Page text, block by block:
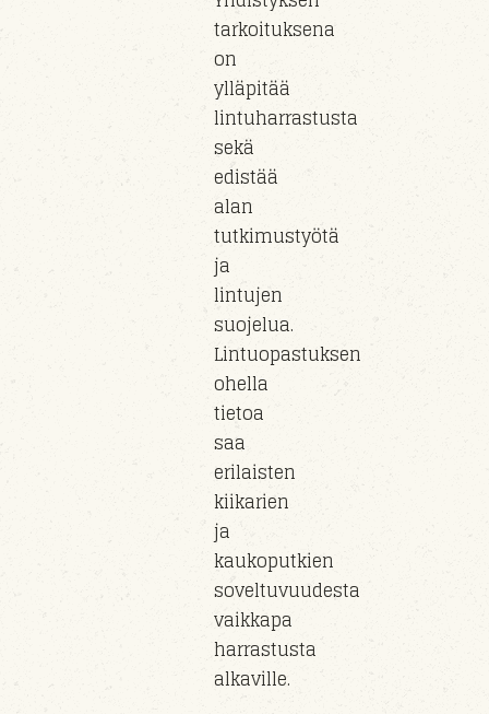
tarkoituksena
on
ylläpitää
lintuharrastusta
sekä
edistää
alan
tutkimustyötä
ja
lintujen
suojelua.
Lintuopastuksen
ohella
tietoa
saa
erilaisten
kiikarien
ja
kaukoputkien
soveltuvuudesta
vaikkapa
harrastusta
alkaville.